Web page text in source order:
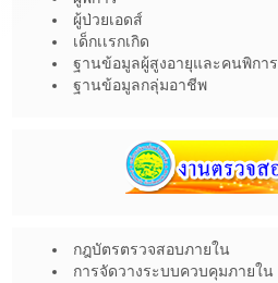
ผู้ป่วยเอดส์
เด็กเเรกเกิด
ฐานข้อมูลผู้สูงอายุและคนพิการ
ฐานข้อมูลกลุ่มอาชีพ
กฎบัตรตรวจสอบภายใน
การจัดวางระบบควบคุมภายใน